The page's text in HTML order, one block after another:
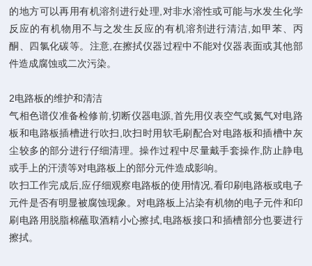
的地方可以再用有机溶剂进行处理,对非水溶性或可能与水发生化学
反应的有机物用不与之发生反应的有机溶剂进行清洁,如甲苯、丙
酮、四氯化碳等。注意,在擦拭仪器过程中不能对仪器表面或其他部
件造成腐蚀或二次污染。
2电路板的维护和清洁
气相色谱仪准备检修前,切断仪器电源,首先用仪表空气或氮气对电路
板和电路板插槽进行吹扫,吹扫时用软毛刷配合对电路板和插槽中灰
尘较多的部分进行仔细清理。操作过程中尽量戴手套操作,防止静电
或手上的汗渍等对电路板上的部分元件造成影响。
吹扫工作完成后,应仔细观察电路板的使用情况,看印刷电路板或电子
元件是否有明显被腐蚀现象。对电路板上沾染有机物的电子元件和印
刷电路用脱脂棉蘸取酒精小心擦拭,电路板接口和插槽部分也要进行
擦拭。